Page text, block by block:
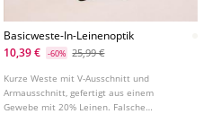
Basicweste-In-Leinenoptik
10,39 €
-60% 25,99 €
Kurze Weste mit V-Ausschnitt und
Armausschnitt, gefertigt aus einem
Gewebe mit 20% Leinen. Falsche